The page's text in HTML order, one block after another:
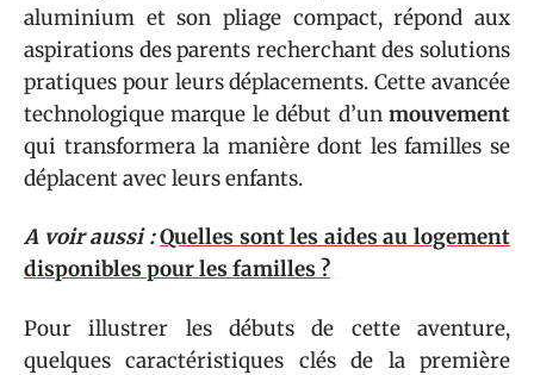
aluminium et son pliage compact, répond aux
aspirations des parents recherchant des solutions
pratiques pour leurs déplacements. Cette avancée
technologique marque le début d’un mouvement
qui transformera la manière dont les familles se
déplacent avec leurs enfants.
A voir aussi : Quelles sont les aides au logement
disponibles pour les familles ?
Pour illustrer les débuts de cette aventure,
quelques caractéristiques clés de la première